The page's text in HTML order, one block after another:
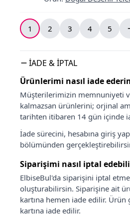
1 2 3 4 5
İADE & İPTAL
Ürünlerimi nasıl iade
Müşterilerimizin memnuniyeti
kalmazsan ürünlerini; orjinal
tarihten itibaren 14 gün içinde
İade sürecini, hesabına giriş
bölümünden
Siparişimi nasıl iptal
ElbiseBul'da siparişini iptal
oluşturabilirsin. Siparişine ait
kartına hemen iade edilir.
kartına iade edilir.